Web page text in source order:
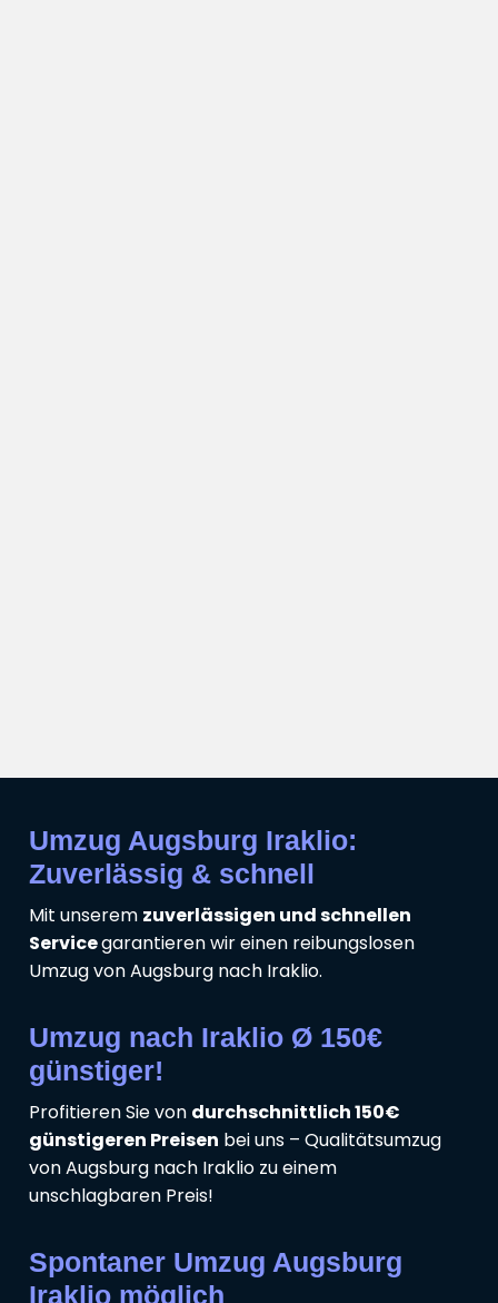
Umzug Augsburg Iraklio:
Zuverlässig & schnell
Mit unserem zuverlässigen und schnellen
Servicegarantieren wir einen reibungslosen
Umzug von Augsburg nach Iraklio.
Umzug nach Iraklio Ø 150€
günstiger!
Profitieren Sie von durchschnittlich 150€
günstigeren Preisen bei uns – Qualitätsumzug
von Augsburg nach Iraklio zu einem
unschlagbaren Preis!
Spontaner Umzug Augsburg
Iraklio möglich